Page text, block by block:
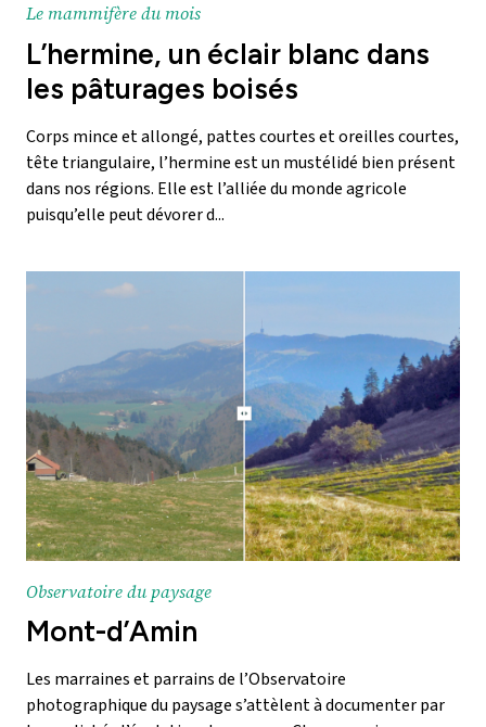
Le mammifère du mois
L’hermine, un éclair blanc dans
les pâturages boisés
Corps mince et allongé, pattes courtes et oreilles courtes,
tête triangulaire, l’hermine est un mustélidé bien présent
dans nos régions. Elle est l’alliée du monde agricole
puisqu’elle peut dévorer d...
Observatoire du paysage
Mont-d’Amin
Les marraines et parrains de l’Observatoire
photographique du paysage s’attèlent à documenter par